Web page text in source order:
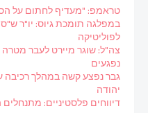
טראמפ: "מעדיף לחתום על
במפלגה תומכת גיוס: יו"ר
לפוליטיקה
צה"ל: שוגר מיירט לעבר מטרה
נפגעים
יהודה
דיווחים פלסטיניים: